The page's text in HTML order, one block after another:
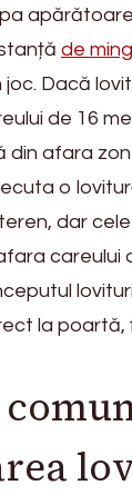
de
Dacă
de 16
afara
o
dar
careului
la poartă,